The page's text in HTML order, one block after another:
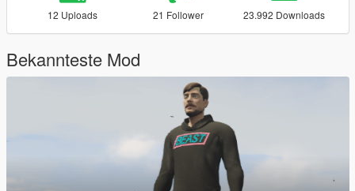
12 Uploads 21 Follower 23.992 Downloads
Bekannteste Mod